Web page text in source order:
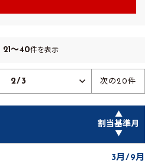
21～40件を表示
2/3 次の20件
▲
割当基準月
▼
3月 9月